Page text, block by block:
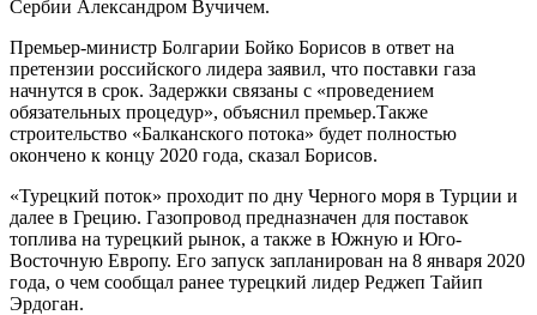
Сербии Александром Вучичем.
Премьер-министр Болгарии Бойко Борисов в ответ на
претензии российского лидера заявил, что поставки газа
начнутся в срок. Задержки связаны с «проведением
обязательных процедур», объяснил премьер.Также
строительство «Балканского потока» будет полностью
окончено к концу 2020 года, сказал Борисов.
«Турецкий поток» проходит по дну Черного моря в Турции и
далее в Грецию. Газопровод предназначен для поставок
топлива на турецкий рынок, а также в Южную и Юго-
Восточную Европу. Его запуск запланирован на 8 января 2020
года, о чем сообщал ранее турецкий лидер Реджеп Тайип
Эрдоган.